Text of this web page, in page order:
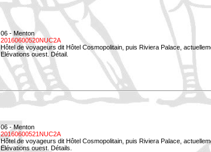
06 - Menton
20160600520NUC2A
Hôtel de voyageurs dit Hôtel Cosmopolitain, puis Riviera Palace,
Elévations ouest. Détail.
06 - Menton
20160600521NUC2A
Hôtel de voyageurs dit Hôtel Cosmopolitain, puis Riviera Palace,
Elévations ouest. Détails.